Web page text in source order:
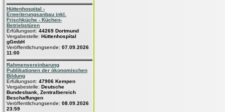
Hüttenhospital -
Erweiterungsanbau inkl.
Frischküche - Küchen-
Betriebstüren
Erfüllungsort: 44269 Dortmund
Vergabestelle: Hüttenhospital
gGmbH
Veröffentlichungsende: 07.09.2026
11:00
Rahmenvereinbarung
Publikationen der ökonomischen
Bildung
Erfüllungsort: 47906 Kempen
Vergabestelle: Deutsche
Bundesbank, Zentralbereich
Beschaffungen
Veröffentlichungsende: 08.09.2026
23:59